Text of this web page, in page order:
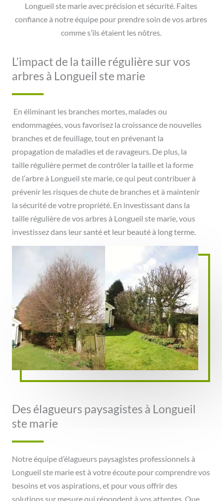
Longueil ste marie avec précision et sécurité. Faites
confiance à notre équipe pour prendre soin de vos arbres
comme s’ils étaient les nôtres.
L’impact de la taille régulière sur vos
arbres à Longueil ste marie
En éliminant les branches mortes, malades ou
endommagées, vous favorisez la croissance de nouvelles
branches et de feuillage, tout en prévenant la
propagation de maladies et de ravageurs. De plus, la
taille régulière permet de contrôler la taille et la forme
de l’arbre à Longueil ste marie, ce qui peut contribuer à
prévenir les risques de chute de branches et à maintenir
la sécurité de votre propriété. En investissant dans la
taille régulière de vos arbres à Longueil ste marie, vous
investissez dans leur santé et leur beauté à long terme.
Des élagueurs paysagistes à Longueil
ste marie
Notre équipe d’élagueurs paysagistes professionnels à
Longueil ste marie est à votre écoute pour comprendre vos
besoins et vos aspirations, et pour vous offrir des
solutions sur mesure qui répondent à vos attentes. Que